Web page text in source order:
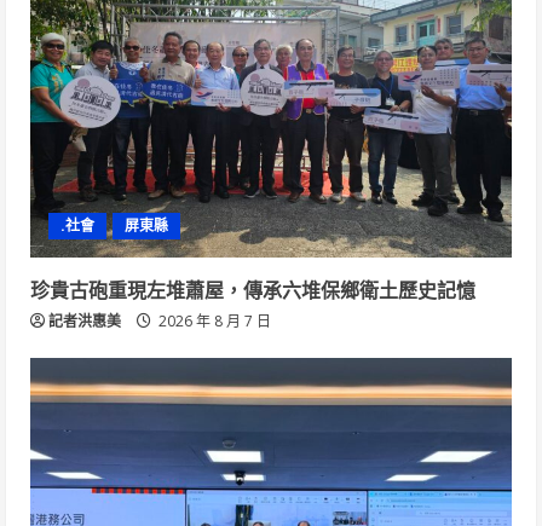
.社會 屏東縣
珍貴古砲重現左堆蕭屋，傳承六堆保鄉衛土歷史記憶
記者洪惠美 2026 年 8 月 7 日